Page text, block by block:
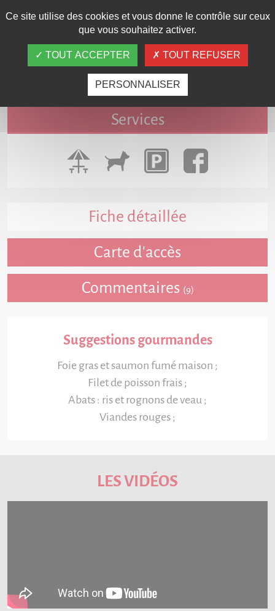
Avantage(s) Carte Privilège VIP
Chez nous la carte Privilège VIP donne 10% de
remise le Soir.
Services
Fiche détaillée
Carte d'accès
Commentaires (9)
Suggestions gourmandes
Foie gras et saumon fumé maison ;
Filet de poisson frais ;
Abats : ris et rognons de veau ;
Viandes rouges ;
LES VIDÉOS
Ce site utilise des cookies et vous donne le contrôle sur ceux
que vous souhaitez activer.
TOUT ACCEPTER TOUT REFUSER
PERSONNALISER